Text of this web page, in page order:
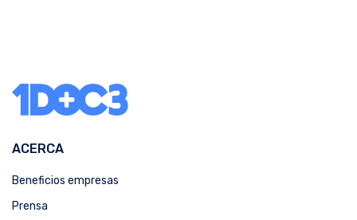
ACERCA
Beneficios empresas
Prensa